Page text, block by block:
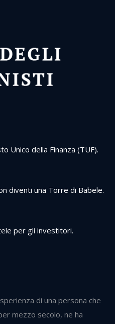
Unico della Finanza (TUF).
diventi una Torre di Babele.
per gli investitori.
di una persona che
mezzo secolo, ne ha